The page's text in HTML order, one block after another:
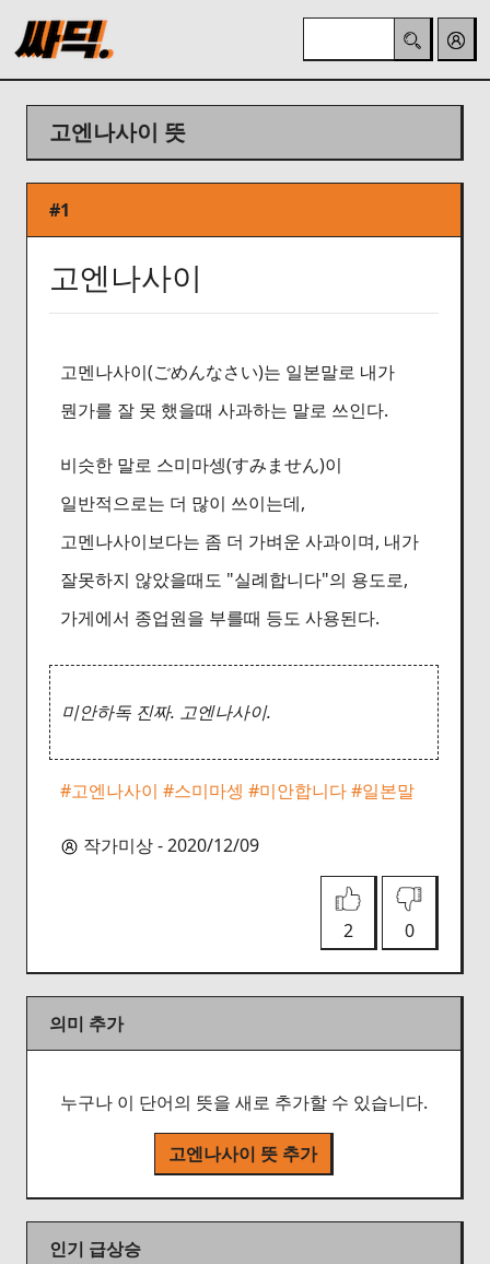
고엔나사이 뜻
#1
고엔나사이
고멘나사이(ごめんなさい)는 일본말로 내가
뭔가를 잘 못 했을때 사과하는 말로 쓰인다.
비슷한 말로 스미마셍(すみません)이
일반적으로는 더 많이 쓰이는데,
고멘나사이보다는 좀 더 가벼운 사과이며, 내가
잘못하지 않았을때도 "실례합니다"의 용도로,
가게에서 종업원을 부를때 등도 사용된다.
미안하독 진짜. 고엔나사이.
#고엔나사이 #스미마셍 #미안합니다#일본말
작가미상 - 2020/12/09
2 0
의미 추가
누구나 이 단어의 뜻을 새로 추가할 수 있습니다.
고엔나사이 뜻 추가
인기 급상승